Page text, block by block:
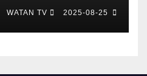
2025-08-25
WATAN TV